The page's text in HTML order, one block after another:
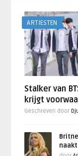
ARTIESTEN
Stalker van
krijgt
Geschreven door